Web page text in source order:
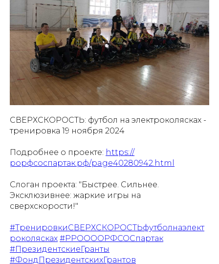
СВЕРХСКОРОСТЬ: футбол на электроколясках -
тренировка 19 ноября 2024
Подробнее о проекте: https://
рорфсоспартак.рф/page40280942.html
Слоган проекта: "Быстрее. Сильнее.
Эксклюзивнее: жаркие игры на
сверхскорости!"
#ТренировкиСВЕРХСКОРОСТЬфутболнаэлект
роколясках #РРООООРФСОСпартак
#ПрезидентскиеГранты
#ФондПрезидентскихГрантов